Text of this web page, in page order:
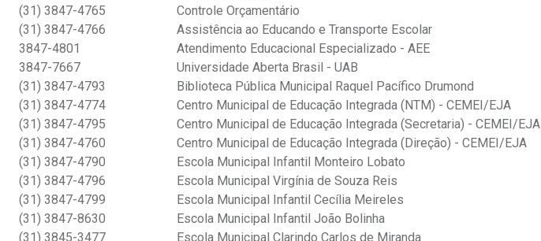
(31) 3847-4765
Controle Orçamentário
(31) 3847-4766
Assistência ao Educando e Transporte Escolar
3847-4801
Atendimento Educacional Especializado - AEE
3847-7667
Universidade Aberta Brasil - UAB
(31) 3847-4793
Biblioteca Pública Municipal Raquel Pacífico Drumond
(31) 3847-4774
Centro Municipal de Educação Integrada (NTM) - CEMEI/EJA
(31) 3847-4795
Centro Municipal de Educação Integrada (Secretaria) - CEMEI/EJA
(31) 3847-4760
Centro Municipal de Educação Integrada (Direção) - CEMEI/EJA
(31) 3847-4790
Escola Municipal Infantil Monteiro Lobato
(31) 3847-4796
Escola Municipal Virgínia de Souza Reis
(31) 3847-4799
Escola Municipal Infantil Cecília Meireles
(31) 3847-8630
Escola Municipal Infantil João Bolinha
(31) 3845-3477
Escola Municipal Clarindo Carlos de Miranda